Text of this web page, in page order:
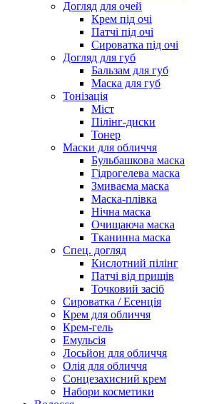
Догляд для очей
Крем під очі
Патчі під очі
Сироватка під очі
Догляд для губ
Бальзам для губ
Маска для губ
Тонізація
Міст
Пілінг-диски
Тонер
Маски для обличчя
Бульбашкова маска
Гідрогелева маска
Змиваєма маска
Маска-плівка
Нічна маска
Очищаюча маска
Тканинна маска
Спец. догляд
Кислотний пілінг
Патчі від прищів
Точковий засіб
Сироватка / Есенція
Крем для обличчя
Крем-гель
Емульсія
Лосьйон для обличчя
Олія для обличчя
Сонцезахисний крем
Набори косметики